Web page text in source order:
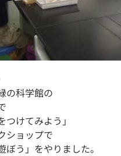
の科学館の
つけてみよう」
ショップで
ぼう」をやりました。